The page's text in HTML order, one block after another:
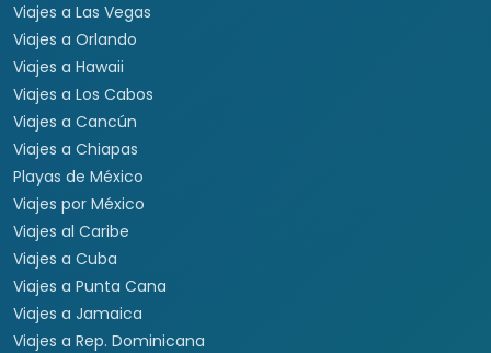
Viajes a Las Vegas
Viajes a Orlando
Viajes a Hawaii
Viajes a Los Cabos
Viajes a Cancún
Viajes a Chiapas
Playas de México
Viajes por México
Viajes al Caribe
Viajes a Cuba
Viajes a Punta Cana
Viajes a Jamaica
Viajes a Rep. Dominicana